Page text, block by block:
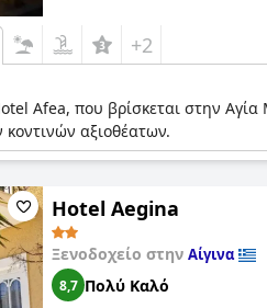
+2
Afea, που βρίσκεται στην Αγία
αξιοθέατων.
Hotel Aegina
Ξενοδοχείο στην Αίγινα
8,7 Πολύ Καλό